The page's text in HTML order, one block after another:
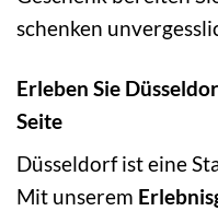
schenken
Erleben Sie
Seite
Düsseldorf ist eine
Mit unserem